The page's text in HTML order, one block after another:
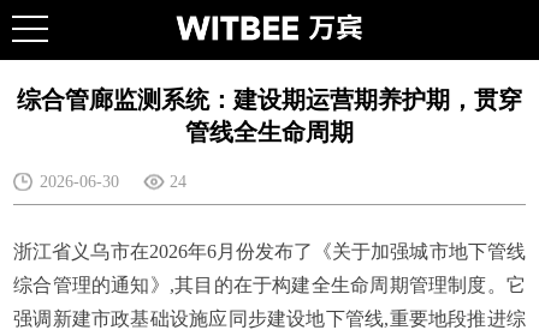
综合管廊监测系统：建设期运营期养护期，贯穿
管线全生命周期
2026-06-30 24
浙江省义乌市在2026年6月份发布了《关于加强城市地下管线
综合管理的通知》,其目的在于构建全生命周期管理制度。它
强调新建市政基础设施应同步建设地下管线,重要地段推进综